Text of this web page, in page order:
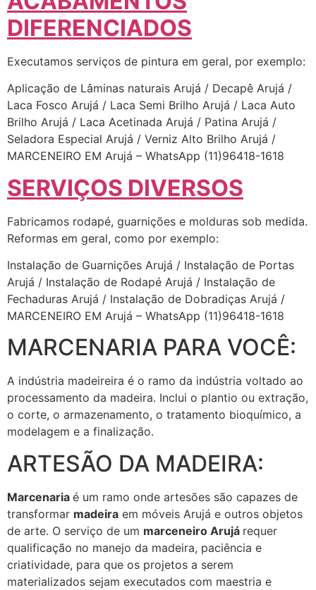
DIFERENCIADOS
Executamos serviços de pintura em geral, por exemplo:
Aplicação de Lâminas naturais Arujá / Decapê Arujá /
Laca Fosco Arujá / Laca Semi Brilho Arujá / Laca Auto
Brilho Arujá / Laca Acetinada Arujá / Patina Arujá /
Seladora Especial Arujá / Verniz Alto Brilho Arujá /
MARCENEIRO EM Arujá – WhatsApp (11)96418-1618
SERVIÇOS DIVERSOS
Fabricamos rodapé, guarnições e molduras sob medida.
Reformas em geral, como por exemplo:
Instalação de Guarnições Arujá / Instalação de Portas
Arujá / Instalação de Rodapé Arujá / Instalação de
Fechaduras Arujá / Instalação de Dobradiças Arujá /
MARCENEIRO EM Arujá – WhatsApp (11)96418-1618
MARCENARIA PARA VOCÊ:
A indústria madeireira é o ramo da indústria voltado ao
processamento da madeira. Inclui o plantio ou extração,
o corte, o armazenamento, o tratamento bioquímico, a
modelagem e a finalização.
ARTESÃO DA MADEIRA:
Marcenaria é um ramo onde artesões são capazes de
transformar madeira em móveis Arujá e outros objetos
de arte. O serviço de um marceneiro Arujá requer
qualificação no manejo da madeira, paciência e
criatividade, para que os projetos a serem
materializados sejam executados com maestria e